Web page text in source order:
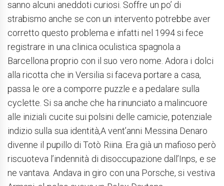
sanno alcuni aneddoti curiosi. Soffre un po’ di
strabismo anche se con un intervento potrebbe aver
corretto questo problema e infatti nel 1994 si fece
registrare in una clinica oculistica spagnola a
Barcellona proprio con il suo vero nome. Adora i dolci
alla ricotta che in Versilia si faceva portare a casa,
passa le ore a comporre puzzle e a pedalare sulla
cyclette. Si sa anche che ha rinunciato a malincuore
alle iniziali cucite sui polsini delle camicie, potenziale
indizio sulla sua identità,A vent’anni Messina Denaro
divenne il pupillo di Totò Riina. Era già un mafioso però
riscuoteva l’indennità di disoccupazione dall’Inps, e se
ne vantava. Andava in giro con una Porsche, si vestiva